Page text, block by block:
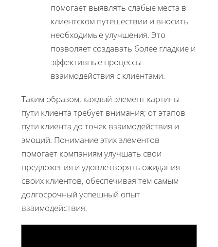
помогает выявлять слабые места в
клиентском путешествии и вносить
необходимые улучшения. Это
позволяет создавать более гладкие и
эффективные процессы
взаимодействия с клиентами.
Таким образом, каждый элемент картины
пути клиента требует внимания; от этапов
пути клиента до точек взаимодействия и
эмоций. Понимание этих элементов
помогает компаниям улучшать свои
предложения и удовлетворять ожидания
своих клиентов, обеспечивая тем самым
долгосрочный успешный опыт
взаимодействия.